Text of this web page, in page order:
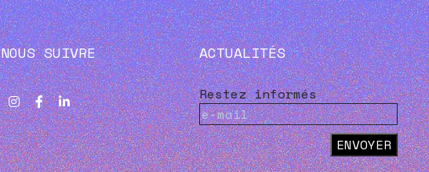
NOUS SUIVRE ACTUALITÉS
Restez informés
ENVOYER